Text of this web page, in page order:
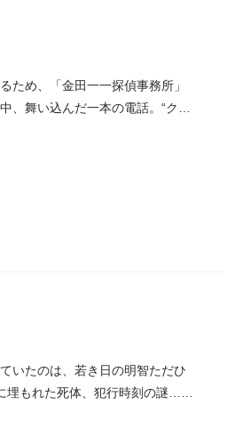
ため、「金田一一探偵事務所」
舞い込んだ一本の電話。“クラ
いたのは、若き日の明智ただひ
埋もれた死体、犯行時刻の謎……